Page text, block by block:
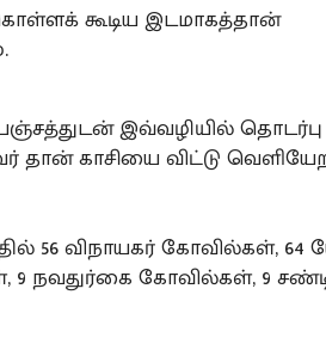
கூடிய இடமாகத்தான்
இவ்வழியில் தொடர்பு
தான் காசியை விட்டு
56 விநாயகர் கோவில்கள், 64
9 நவதுர்கை கோவில்கள், 9